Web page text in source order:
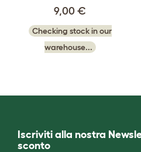
9,00 €
Checking stock in our
warehouse...
Iscriviti alla nostra
sconto